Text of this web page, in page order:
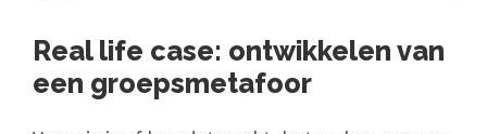
Real life case: ontwikkelen van
een groepsmetafoor